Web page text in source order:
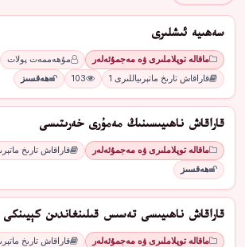
سەھىيە ئىشلىرى
ماقالە توپلاملىرى ۋە مەجمۇئەلەر
مۇھەممەت پولات
قاراقاش تارىخ ماتېرىياللىرى 1
103 ھەقسىز
قاراقاش ناھىيىسىنىڭ مەمۇرى خەرىتىسى
ماقالە توپلاملىرى ۋە مەجمۇئەلەر قاراقاش تارىخ
ھەقسىز
قاراقاش ناھىيىسى تەسىس قىلىنغاندىن كېيىنكى
ماقالە توپلاملىرى ۋە مەجمۇئەلەر قاراقاش تارىخ